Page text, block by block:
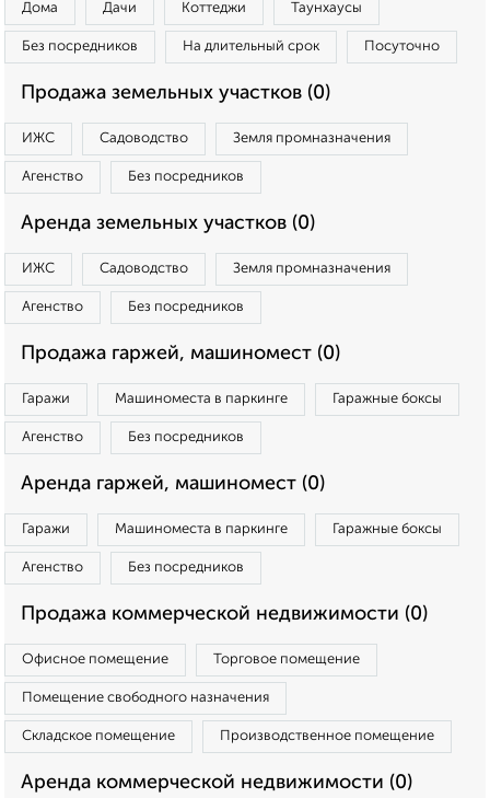
Дома Дачи Коттеджи Таунхаусы
Без посредников На длительный срок Посуточно
Продажа земельных участков (0)
ИЖС Садоводство Земля промназначения
Агенство Без посредников
Аренда земельных участков (0)
ИЖС Садоводство Земля промназначения
Агенство Без посредников
Продажа гаржей, машиномест (0)
Гаражи Машиноместа в паркинге Гаражные боксы
Агенство Без посредников
Аренда гаржей, машиномест (0)
Гаражи Машиноместа в паркинге Гаражные боксы
Агенство Без посредников
Продажа коммерческой недвижимости (0)
Офисное помещение Торговое помещение
Помещение свободного назначения
Складское помещение Производственное помещение
Аренда коммерческой недвижимости (0)